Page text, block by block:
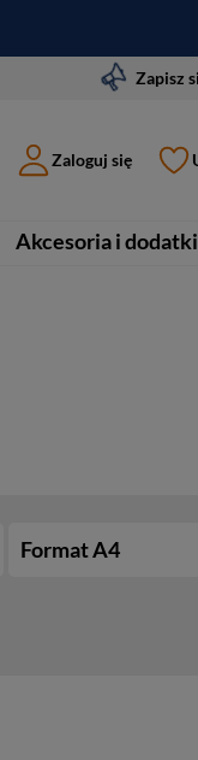
Zapisz
Zaloguj się
Akcesoria i
Format A4